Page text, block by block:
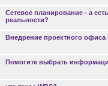
Сетевое планирование - а
реальности?
Внедрение проектного офиса
Помогите выбрать